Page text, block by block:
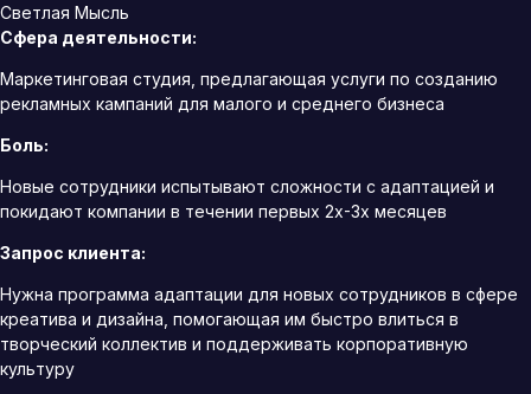
Светлая Мысль
Сфера деятельности:
Маркетинговая студия, предлагающая услуги по созданию
рекламных кампаний для малого и среднего бизнеса
Боль:
Новые сотрудники испытывают сложности с адаптацией и
покидают компании в течении первых 2х-3х месяцев
Запрос клиента:
Нужна программа адаптации для новых сотрудников в сфере
креатива и дизайна, помогающая им быстро влиться в
творческий коллектив и поддерживать корпоративную
культуру